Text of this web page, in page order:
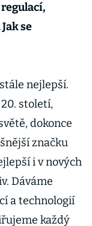
se
nejlepší.
století,
dokonce
značku
i v nových
Dáváme
a technologií
každý